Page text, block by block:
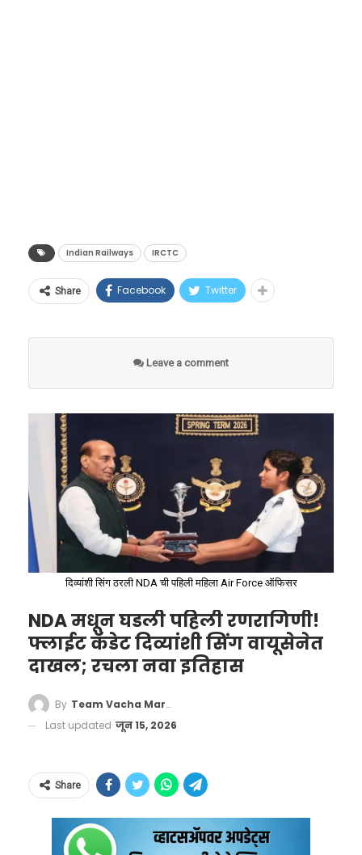
करते.
याशिवाय सध्या आयआरसीटीसीच्या ॲप आणि
वेबसाइटद्वारे तिकिटांचे ऑनलाइन बुकिंग केले जाते.
नवीन ॲपच्या माध्यमातून रेल्वेची योजना प्रत्येक गोष्ट
व्यवस्थित करून उत्पन्न वाढवण्याची आहे.
working on a super app aimed at
streamlining a variety of railway-
related services.
All in one railway app !!
pic.twitter.com/nVp4fX9E3o
Indian Railways IRCTC
Share Facebook Twitter
Leave a comment
दिव्यांशी सिंग ठरली NDA ची पहिली महिला Air Force ऑफिसर
NDA मधून घडली पहिली रणरागिणी!
फ्लाईट कॅडेट दिव्यांशी सिंग वायूसेनेत
दाखल; रचला नवा इतिहास
By Team Vacha Marathi
Last updated जून 15, 2026
Share